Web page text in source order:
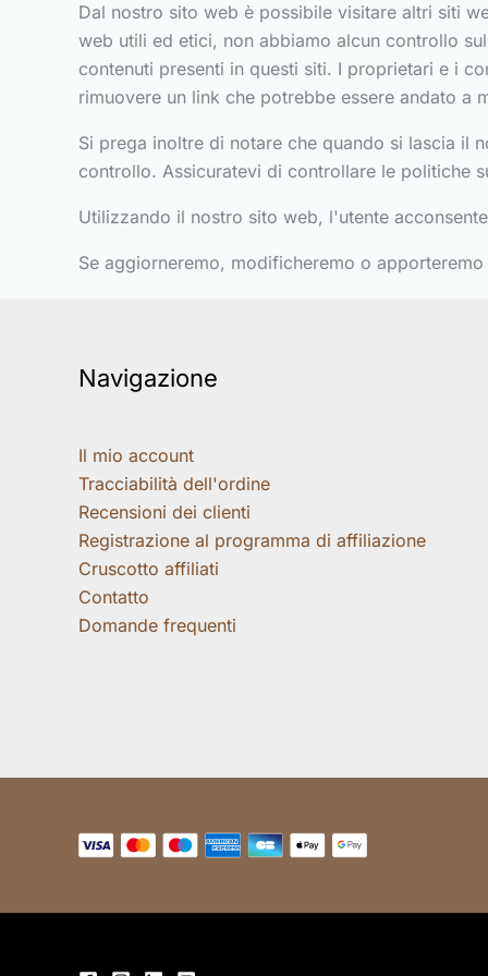
Dal nostro sito web è possibile visitare altri siti
web utili ed etici, non abbiamo alcun controllo
contenuti presenti in questi siti. I proprietari e i
rimuovere un link che potrebbe essere andato a
Si prega inoltre di notare che quando si lascia il
controllo. Assicuratevi di controllare le politiche
Utilizzando il nostro sito web, l'utente
Se aggiorneremo, modificheremo o
Navigazione
Il mio account
Tracciabilità dell'ordine
Recensioni dei clienti
Registrazione al programma di affiliazione
Cruscotto affiliati
Contatto
Domande frequenti